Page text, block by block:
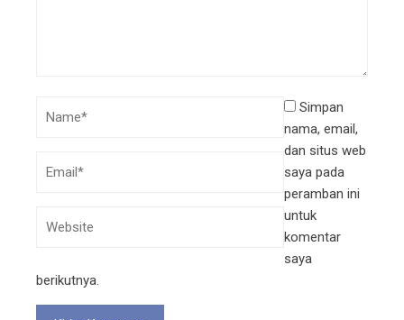
Simpan
nama, email,
dan situs web
saya pada
peramban ini
untuk
komentar
saya
berikutnya.